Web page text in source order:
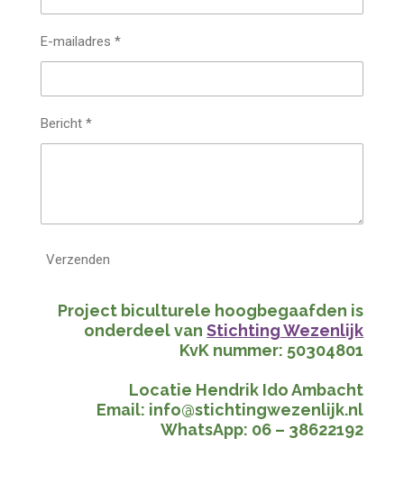
E-mailadres *
Bericht *
Verzenden
Project biculturele hoogbegaafden is
onderdeel vanStichting Wezenlijk
KvK nummer: 50304801
Locatie Hendrik Ido Ambacht
Email: info@stichtingwezenlijk.nl
WhatsApp: 06 – 38622192